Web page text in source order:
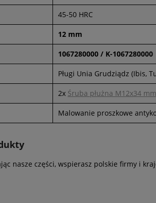
45-50 HRC
12 mm
1067280000 / K-1067280000
Pługi Unia Grudziądz (Ibis,
2x Śruba płużna M12x34
Malowanie proszkowe
nasze części, wspierasz polskie firmy i